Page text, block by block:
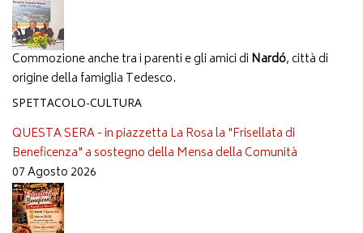
Commozione anche tra i parenti e gli amici di Nardó, città di
origine della famiglia Tedesco.
SPETTACOLO-CULTURA
QUESTA SERA - in piazzetta La Rosa la "Frisellata di
Beneficenza" a sostegno della Mensa della Comunità
07 Agosto 2026